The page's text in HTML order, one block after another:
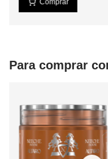
Para comprar